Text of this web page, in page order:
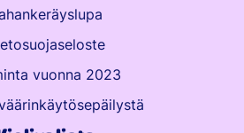
vuonna 2023